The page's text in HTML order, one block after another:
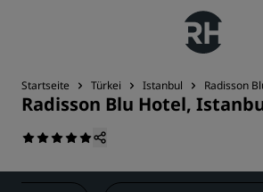
Startseite Türkei Istanbul Radisson
Radisson Blu Hotel,